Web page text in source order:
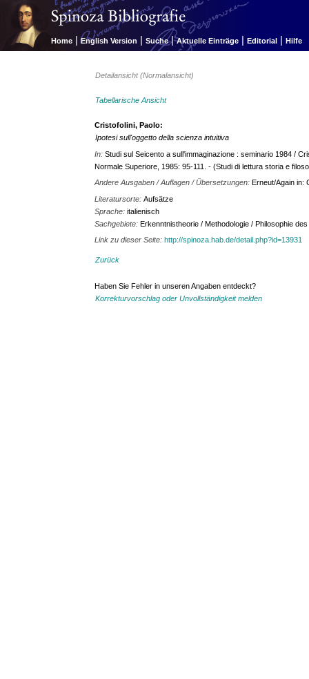
Home | English Version | Suche | Aktuelle Einträge | Editorial | Hilfe
Detailansicht (Normalansicht)
Tabellarische Ansicht
Cristofolini, Paolo:
Ipotesi sull'oggetto della scienza intuitiva
In:Studi sul Seicento a sull'immaginazione : seminario 1984 /
Normale Superiore, 1985: 95-111. - (Studi di lettura storia e
Andere Ausgaben / Auflagen / Übersetzungen:Erneut/Again in:
Literatursorte:Aufsätze
Sprache:italienisch
Sachgebiete:Erkenntnistheorie / Methodologie / Philosophie
Link zu dieser Seite:http://spinoza.hab.de/detail.php?id=13931
Zurück
Haben Sie Fehler in unseren Angaben entdeckt?
Korrekturvorschlag oder Unvollständigkeit melden